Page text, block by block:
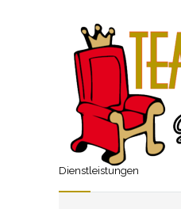
Dienstleistungen